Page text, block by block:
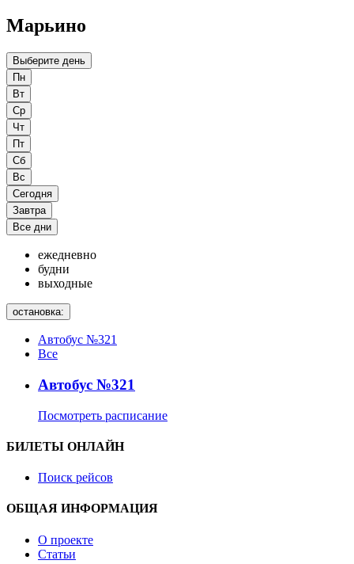
Марьино
Выберите день
Пн
Вт
Ср
Чт
Пт
Сб
Вс
Сегодня
Завтра
Все дни
ежедневно
будни
выходные
остановка:
Автобус №321
Все
Автобус №321
Посмотреть расписание
БИЛЕТЫ ОНЛАЙН
Поиск рейсов
ОБЩАЯ ИНФОРМАЦИЯ
О проекте
Статьи